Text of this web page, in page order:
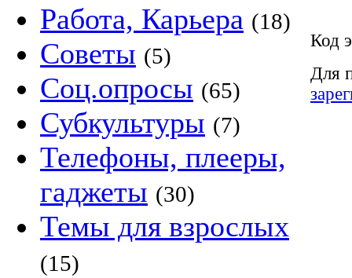
Работа, Карьера (18)
Советы (5)
Соц.опросы (65)
Субкультуры (7)
Телефоны, плееры,
гаджеты (30)
Темы для взрослых
(15)
Код
Для